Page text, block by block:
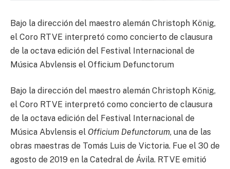
Bajo la dirección del maestro alemán Christoph König,
el Coro RTVE interpretó como concierto de clausura
de la octava edición del Festival Internacional de
Música Abvlensis el Officium Defunctorum
Bajo la dirección del maestro alemán Christoph König,
el Coro RTVE interpretó como concierto de clausura
de la octava edición del Festival Internacional de
Música Abvlensis el Officium Defunctorum, una de las
obras maestras de Tomás Luis de Victoria. Fue el 30 de
agosto de 2019 en la Catedral de Ávila. RTVE emitió